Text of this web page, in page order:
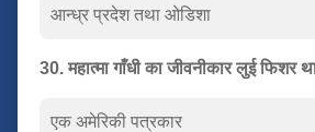
आन्ध्र प्रदेश तथा ओडिशा
30. महात्मा गाँधी का जीवनीकार लुई फिशर
एक अमेरिकी पत्रकार